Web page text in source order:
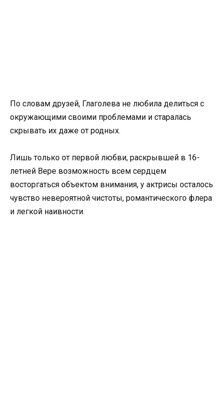
По словам друзей, Глаголева не любила делиться с
окружающими своими проблемами и старалась
скрывать их даже от родных.
Лишь только от первой любви, раскрывшей в 16-
летней Вере возможность всем сердцем
восторгаться объектом внимания, у актрисы осталось
чувство невероятной чистоты, романтического флера
и легкой наивности.